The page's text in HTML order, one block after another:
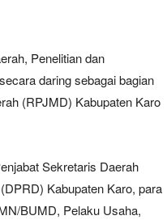
Penelitian dan
daring sebagai bagian
(RPJMD) Kabupaten Karo
Sekretaris Daerah
Kabupaten Karo, para
BUMD, Pelaku Usaha,